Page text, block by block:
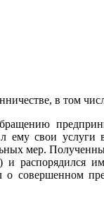
в том
свои услуги в
мер.
и распорядился
совершенном